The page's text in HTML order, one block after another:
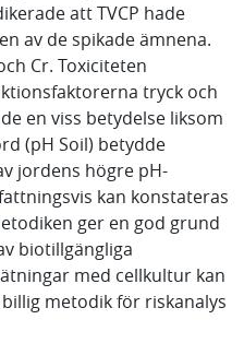
att TVCP hade
av de spikade ämnena.
Cr. Toxiciteten
tryck och
en viss betydelse liksom
(pH Soil) betydde
jordens högre pH-
kan konstateras
ger en god grund
biotillgängliga
med cellkultur kan
metodik för riskanalys